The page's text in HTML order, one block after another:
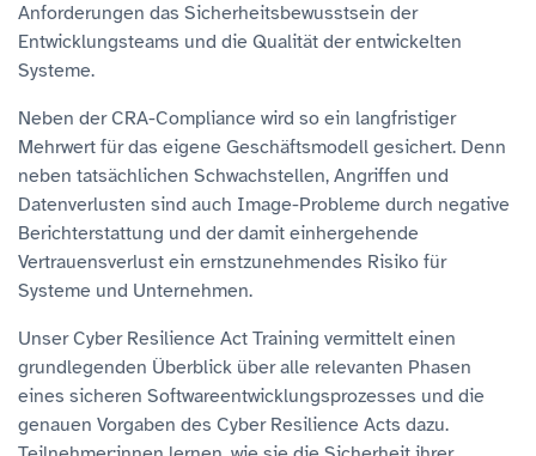
Anforderungen das Sicherheitsbewusstsein der
Entwicklungsteams und die Qualität der entwickelten
Systeme.
Neben der CRA-Compliance wird so ein langfristiger
Mehrwert für das eigene Geschäftsmodell gesichert. Denn
neben tatsächlichen Schwachstellen, Angriffen und
Datenverlusten sind auch Image-Probleme durch negative
Berichterstattung und der damit einhergehende
Vertrauensverlust ein ernstzunehmendes Risiko für
Systeme und Unternehmen.
Unser Cyber Resilience Act Training vermittelt einen
grundlegenden Überblick über alle relevanten Phasen
eines sicheren Softwareentwicklungsprozesses und die
genauen Vorgaben des Cyber Resilience Acts dazu.